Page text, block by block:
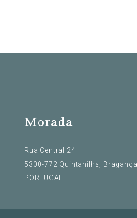
Morada
Rua Central 24
5300-772 Quintanilha, Bragança
PORTUGAL